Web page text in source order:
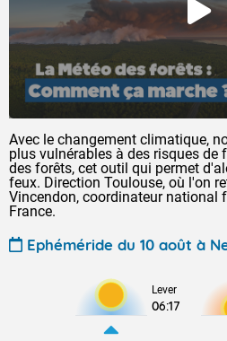
Avec le changement climatique,
plus vulnérables à des risques de
des forêts, cet outil qui permet
feux. Direction Toulouse, où l'on
Vincendon, coordinateur national
France.
Ephéméride du 10 août à
Lever
06:17